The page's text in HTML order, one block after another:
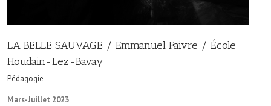
LA BELLE SAUVAGE / Emmanuel Faivre / École
Houdain-Lez-Bavay
Pédagogie
Mars-Juillet 2023